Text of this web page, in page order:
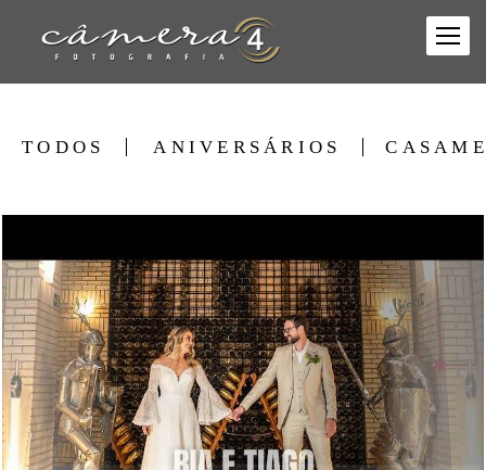
TODOS ANIVERSÁRIOS
398 0